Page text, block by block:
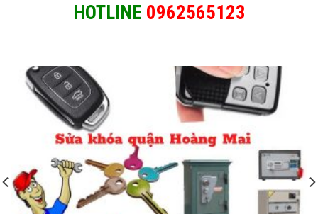
HOTLINE 0962565123